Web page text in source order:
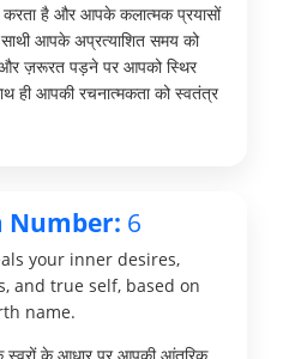
करता है और आपके कलात्मक प्रयासों
आपके अप्रत्याशित समय को
और ज़रूरत पड़ने पर आपको स्थिर
ही आपकी रचनात्मकता को स्वतंत्र
Number: 6
your inner desires,
and true self, based on
name.